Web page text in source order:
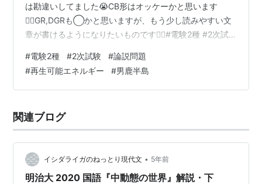
は勘違いしてました😭CB形はオッケーかと思います
🙆‍♂️GR,DGRも◯かと思いますが、もう少し読みやすい文
章が書けるようになりたいものです👍🏻#電験2種 #2次試
pic.twitter.com/CrXx6o8OY1— 電気カニ
(@DenkenCrab) 2022年11月22日 R4電験2種電力・管理
問5再生可能エネルギーに関する論説問題10年くらい前は
#電験2種 #2次試験 #論説問題
#再生可能エネルギー #男鹿半島
関連ブログ
イシダライガのねっとり現代文 • 5年前
明治大 2020 国語『中動態の世界』解説・下